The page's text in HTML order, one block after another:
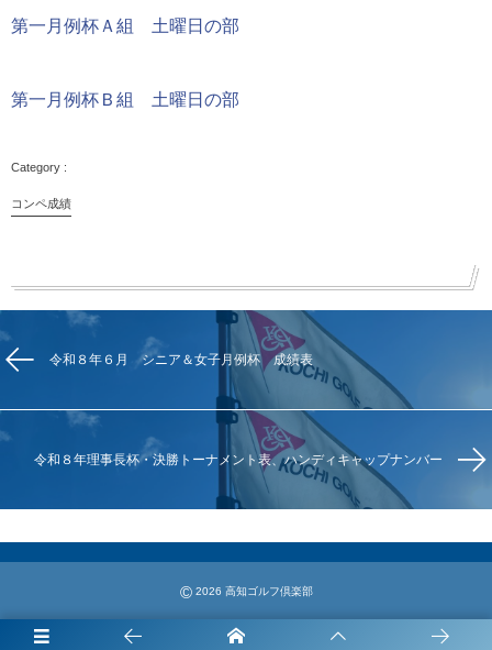
第一月例杯Ａ組 土曜日の部
第一月例杯Ｂ組 土曜日の部
コンペ成績
令和８年６月 シニア＆女子月例杯 成績表
令和８年理事長杯・決勝トーナメント表、ハンディキャップナンバー
©2026 高知ゴルフ倶楽部